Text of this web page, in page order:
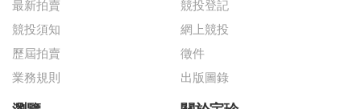
訂閱宇珍電子報